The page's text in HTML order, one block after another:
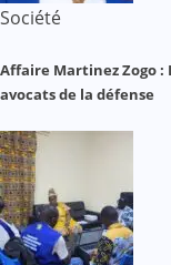
Société
Affaire Martinez Zogo :
avocats de la défense